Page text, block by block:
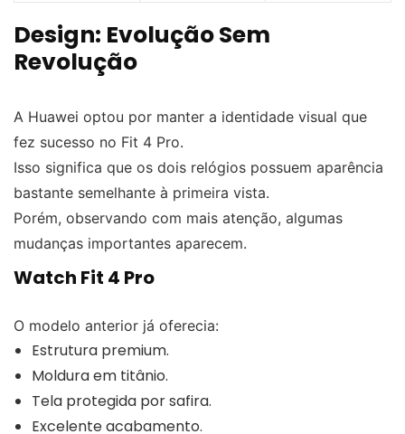
Design: Evolução Sem
Revolução
A Huawei optou por manter a identidade visual que
fez sucesso no Fit 4 Pro.
Isso significa que os dois relógios possuem aparência
bastante semelhante à primeira vista.
Porém, observando com mais atenção, algumas
mudanças importantes aparecem.
Watch Fit 4 Pro
O modelo anterior já oferecia:
Estrutura premium.
Moldura em titânio.
Tela protegida por safira.
Excelente acabamento.